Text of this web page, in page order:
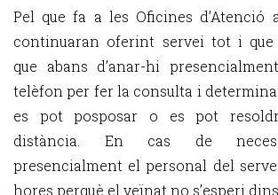
Pel que fa a les Oficines d’Atenció
continuaran oferint servei tot i que
que abans d’anar-hi
telèfon per fer la consulta i
es pot posposar o es pot
distància. En cas de
presencialment el personal del
hores perquè el veïnat no s’esperi dins